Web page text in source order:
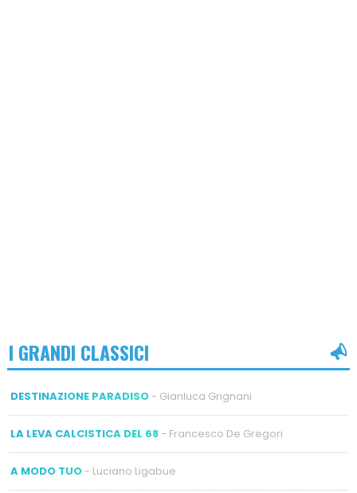
I GRANDI CLASSICI
DESTINAZIONE PARADISO- Gianluca Grignani
LA LEVA CALCISTICA DEL 68- Francesco De Gregori
A MODO TUO- Luciano Ligabue